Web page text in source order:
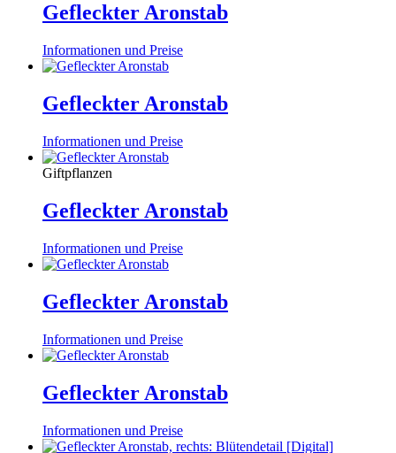
Gefleckter Aronstab
Informationen und Preise
Gefleckter Aronstab
Informationen und Preise
Giftpflanzen
Gefleckter Aronstab
Informationen und Preise
Gefleckter Aronstab
Informationen und Preise
Gefleckter Aronstab
Informationen und Preise